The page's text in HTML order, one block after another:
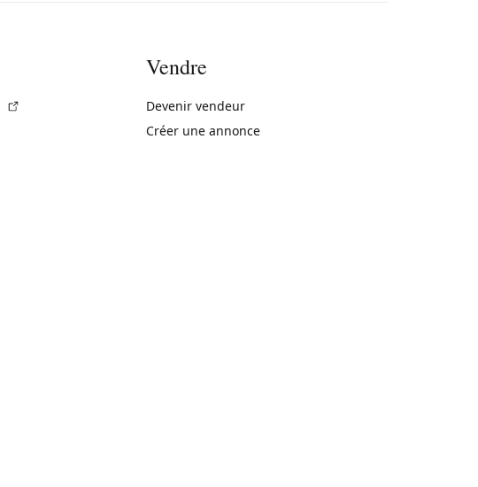
Vendre
Devenir vendeur
Créer une annonce